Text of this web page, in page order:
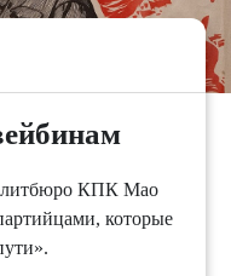
КПК Мао
которые